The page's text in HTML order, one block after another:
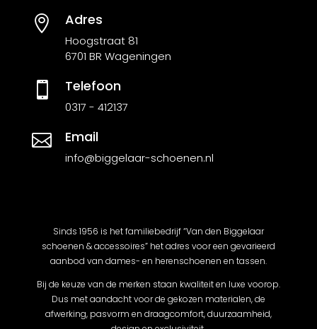
 Adres
Hoogstraat 81
6701 BR Wageningen
 Telefoon
0317 - 412137
 Email
info@biggelaar-schoenen.nl
Sinds 1956 is het familiebedrijf “Van den Biggelaar
schoenen & accessoires” het adres voor een gevarieerd
aanbod van dames- en herenschoenen en tassen.
Bij de keuze van de merken staan kwaliteit en luxe voorop.
Dus met aandacht voor de gekozen materialen, de
afwerking, pasvorm en draagcomfort, duurzaamheid,